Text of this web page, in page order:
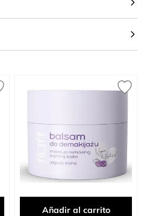
Añadir al carrito